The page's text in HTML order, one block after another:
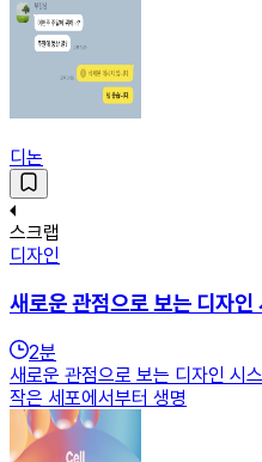
디논
스크랩
디자인
새로운 관점으로 보는 디자인
2분
새로운 관점으로 보는 디자인 시
작은 세포에서부터 생명